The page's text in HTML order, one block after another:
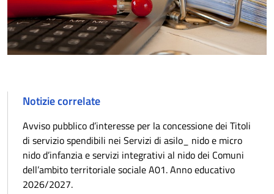
Notizie correlate
Avviso pubblico d’interesse per la concessione dei Titoli
di servizio spendibili nei Servizi di asilo_ nido e micro
nido d’infanzia e servizi integrativi al nido dei Comuni
dell’ambito territoriale sociale A01. Anno educativo
2026/2027.